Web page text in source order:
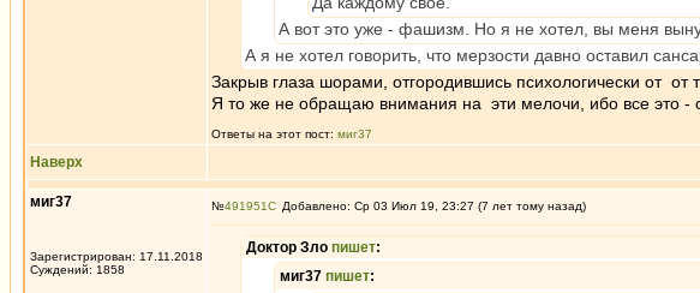
А вот это уже - фашизм. Но я не хотел, вы меня
А я не хотел говорить, что мерзости давно оставил
Закрыв глаза шорами, отгородившись психологически от
Я то же не обращаю внимания на эти мелочи, ибо все это -
Ответы на этот пост: миг37
Наверх
миг37
Зарегистрирован: 17.11.2018
Суждений: 1858
№491951 Добавлено: Ср 03 Июл 19, 23:27 (7 лет тому назад)
Доктор Зло пишет:
миг37 пишет: